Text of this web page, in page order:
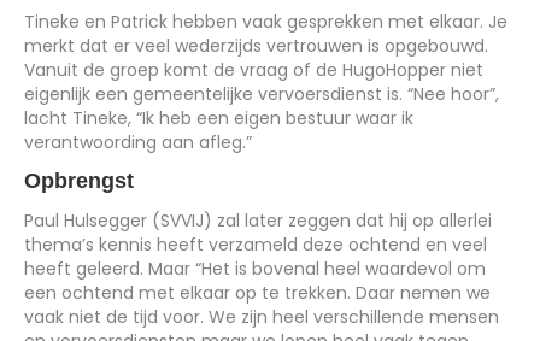
Tineke en Patrick hebben vaak gesprekken met elkaar. Je
merkt dat er veel wederzijds vertrouwen is opgebouwd.
Vanuit de groep komt de vraag of de HugoHopper niet
eigenlijk een gemeentelijke vervoersdienst is. “Nee hoor”,
lacht Tineke, “Ik heb een eigen bestuur waar ik
verantwoording aan afleg.”
Opbrengst
Paul Hulsegger (SVVIJ) zal later zeggen dat hij op allerlei
thema’s kennis heeft verzameld deze ochtend en veel
heeft geleerd. Maar “Het is bovenal heel waardevol om
een ochtend met elkaar op te trekken. Daar nemen we
vaak niet de tijd voor. We zijn heel verschillende mensen